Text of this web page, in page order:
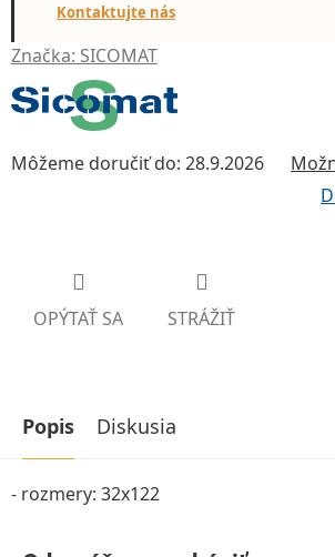
Značka: SICOMAT
Môžeme doručiť do: 28.9.2026
OPÝTAŤ SA STRÁŽIŤ
Kontaktujte nás
Popis Diskusia
- rozmery: 32x122